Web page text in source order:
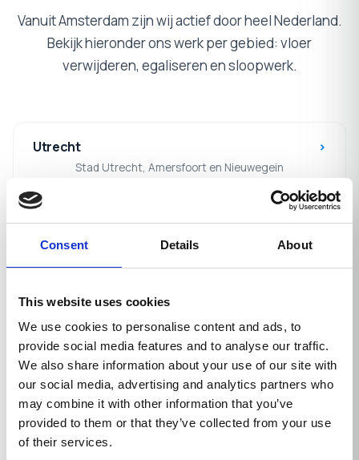
Consent Details About
This website uses cookies
We use cookies to personalise content and ads, to
provide social media features and to analyse our traffic.
We also share information about your use of our site with
our social media, advertising and analytics partners who
may combine it with other information that you’ve
provided to them or that they’ve collected from your use
of their services.
Vanuit Amsterdam zijn wij actief door heel Nederland.
Bekijk hieronder ons werk per gebied: vloer
verwijderen, egaliseren en sloopwerk.
Utrecht ›
Stad Utrecht, Amersfoort en Nieuwegein
Haarlem, Heemstede en Kennemerland
Almere, Lelystad en omgeving
Amsterdam
Vloer verwijderen, egaliseren en sloopwerk